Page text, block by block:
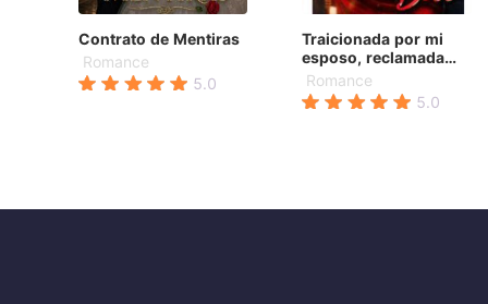
Contrato de Mentiras
Romance
5.0
Traicionada por mi
esposo, reclamada
por mi jefe
Romance
5.0